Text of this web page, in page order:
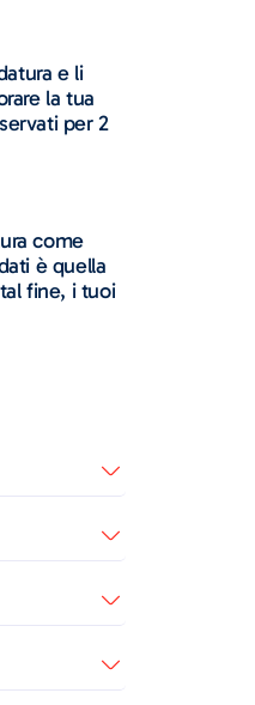
e li
la tua
per 2
come
è quella
fine, i tuoi